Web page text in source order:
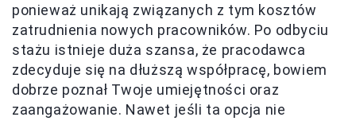
ponieważ unikają związanych z tym kosztów
zatrudnienia nowych pracowników. Po odbyciu
stażu istnieje duża szansa, że pracodawca
zdecyduje się na dłuższą współpracę, bowiem
dobrze poznał Twoje umiejętności oraz
zaangażowanie. Nawet jeśli ta opcja nie